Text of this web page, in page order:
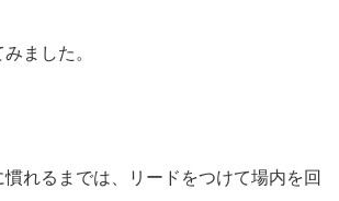
ました。
慣れるまでは、リードをつけて場内を回